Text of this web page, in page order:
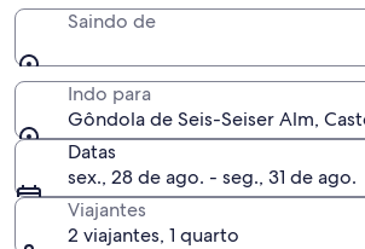
Saindo de
Indo para
Gôndola de Seis-Seiser Alm,
Datas
sex., 28 de ago. - seg., 31 de ago.
Viajantes
2 viajantes, 1 quarto